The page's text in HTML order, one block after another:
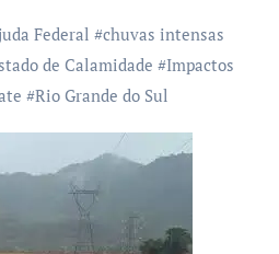
Federal #chuvas intensas
de Calamidade #Impactos
#Rio Grande do Sul